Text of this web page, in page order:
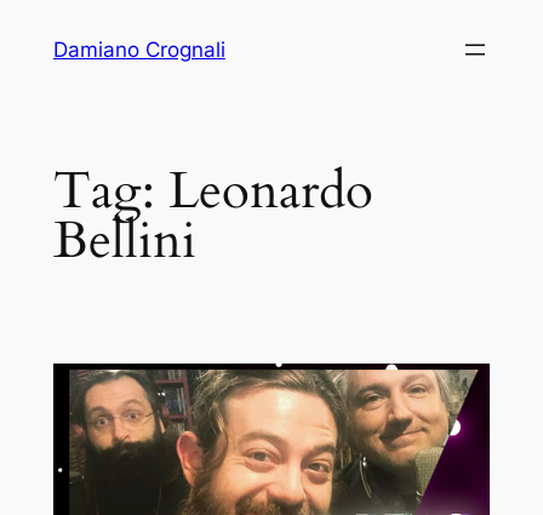
Damiano Crognali
Tag: Leonardo
Bellini